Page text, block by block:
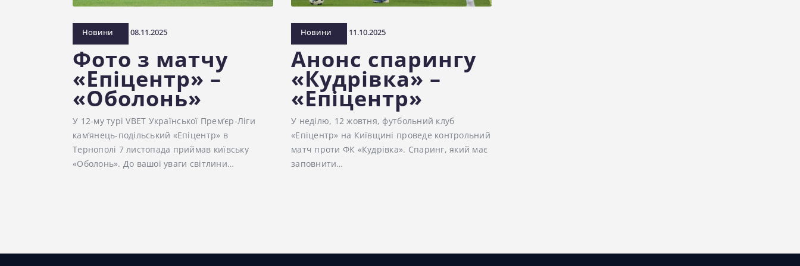
Новини 08.11.2025
Фото з матчу
«Епіцентр» –
«Оболонь»
У 12-му турі VBET Української Прем’єр-Ліги
кам’янець-подільський «Епіцентр» в
Тернополі 7 листопада приймав київську
«Оболонь». До вашої уваги світлини…
Новини 11.10.2025
Анонс спарингу
«Кудрівка» –
«Епіцентр»
У неділю, 12 жовтня, футбольний клуб
«Епіцентр» на Київщині проведе контрольний
матч проти ФК «Кудрівка». Спаринг, який має
заповнити…